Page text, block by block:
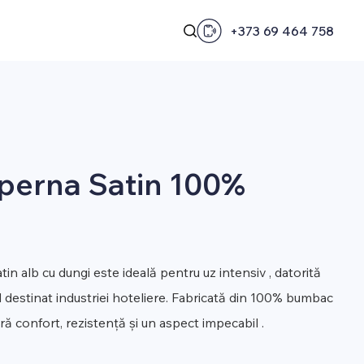
+373 69 464 758
Satin 100%
alb cu dungi este ideală pentru uz intensiv , datorită
destinat industriei hoteliere. Fabricată din 100% bumbac
confort, rezistență și un aspect impecabil .